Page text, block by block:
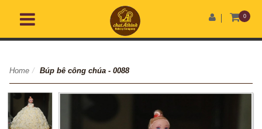
0
Home / Búp bê công chúa - 0088